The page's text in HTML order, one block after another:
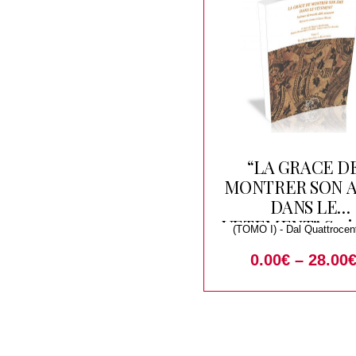
“LA GRACE
MONTRER SON
DANS LE
VETEMENT”
accessori. Studi
onore di Liana
(TOMO I) - Dal
0.00€ – 28.00€